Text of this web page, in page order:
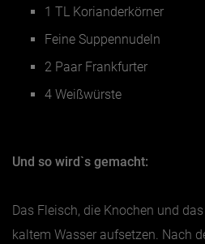
1 TL Korianderkörner
Feine Suppennudeln
2 Paar Frankfurter
4 Weißwürste
Und so wird`s gemacht:
Das Fleisch, die Knochen und
kaltem Wasser aufsetzen. Nach